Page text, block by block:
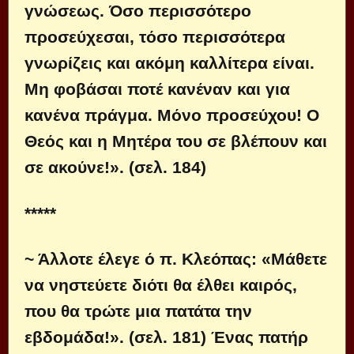
γνώσεως. Όσο περισσότερο
προσεύχεσαι, τόσο περισσότερα
γνωρίζεις και ακόμη καλλίτερα είναι.
Μη φοβάσαι ποτέ κανέναν και για
κανένα πράγμα. Μόνο προσεύχου! Ο
Θεός και η Μητέρα του σε βλέπουν και
σε ακούνε!». (σελ. 184)
*****
~ Άλλοτε έλεγε ό π. Κλεόπας: «Μάθετε
να νηστεύετε διότι θα έλθει καιρός,
που θα τρώτε μια πατάτα την
εβδομάδα!». (σελ. 181) Ένας πατήρ